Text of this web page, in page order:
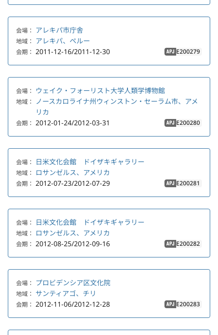
会場： アレキパ市庁舎
地域： アレキパ、ペルー
会期： 2011-12-16/2011-12-30 APJ E200279
会場： ウェイク・フォーリスト大学人類学博物館
地域：
ノースカロライナ州ウィンストン・セーラム市、アメ
リカ
会期： 2012-01-24/2012-03-31 APJ E200280
会場： 日米文化会館 ドイザキギャラリー
地域： ロサンゼルス、アメリカ
会期： 2012-07-23/2012-07-29 APJ E200281
会場： 日米文化会館 ドイザキギャラリー
地域： ロサンゼルス、アメリカ
会期： 2012-08-25/2012-09-16 APJ E200282
会場： プロビデンシア区文化院
地域： サンティアゴ、チリ
会期： 2012-11-06/2012-12-28 APJ E200283